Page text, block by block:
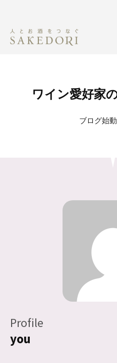
ワイン愛好家
ブログ始動
Profile
you